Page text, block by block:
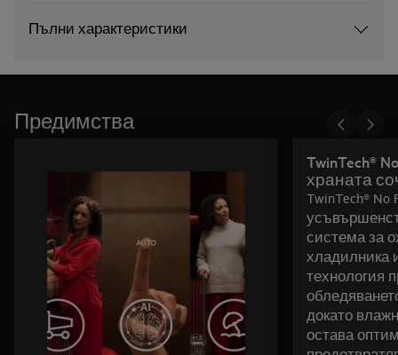
Пълни характеристики
Предимства
TwinTech®
храната
TwinTech® No
система за
хладилника
технология
докато
остава